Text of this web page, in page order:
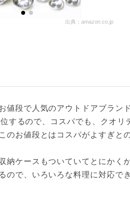
出典：amazon.co.jp
値段で人気のアウトドアブラン
するので、コスパでも、クオ
のお値段とはコスパがよすぎと
納ケースもついていてとにかく
ので、いろいろな料理に対応で